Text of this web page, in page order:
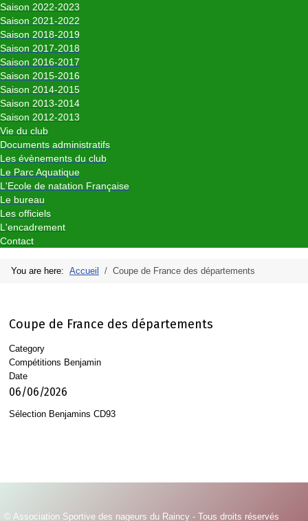
Saison 2022-2023
Saison 2021-2022
Saison 2018-2019
Saison 2017-2018
Saison 2016-2017
Saison 2015-2016
Saison 2014-2015
Saison 2013-2014
Saison 2012-2013
Vie du club
Documents administratifs
Les évènements du club
Le Parc Aquatique
L'Ecole de natation Française
Le bureau
Les officiels
L'encadrement
Contact
You are here: Accueil Coupe de France des départements
Coupe de France des départements
Category
Compétitions Benjamin
Date
06/06/2026
Sélection Benjamins CD93
© Association Sportive des nageurs du Raincy - Tous droits réservés